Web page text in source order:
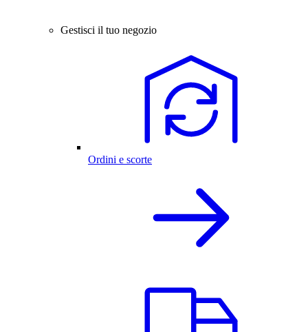
Gestisci il tuo negozio
Ordini e scorte